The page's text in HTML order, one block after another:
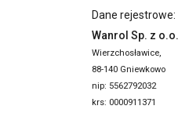
Dane rejestrowe:
Wanrol Sp. z o.o.
Wierzchosławice,
88-140 Gniewkowo
nip: 5562792032
krs: 0000911371